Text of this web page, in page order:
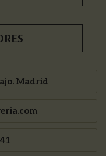
Madrid